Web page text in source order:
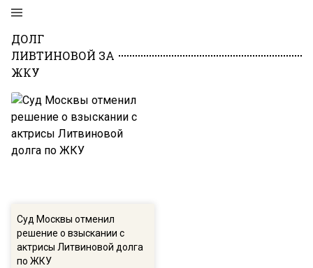
ДОЛГ
ЛИВТИНОВОЙ ЗА
ЖКУ
Суд Москвы отменил
решение о взыскании с
актрисы Литвиновой долга
по ЖКУ